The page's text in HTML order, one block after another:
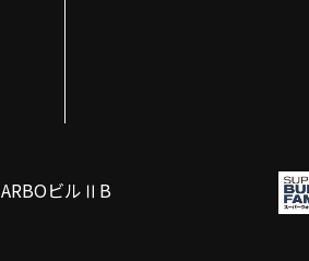
ARBOビルⅡB